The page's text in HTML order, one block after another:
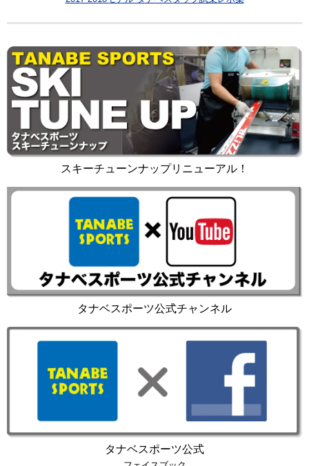
スキーチューンナップリニューアル！
タナベスポーツ公式チャンネル
タナベスポーツ公式